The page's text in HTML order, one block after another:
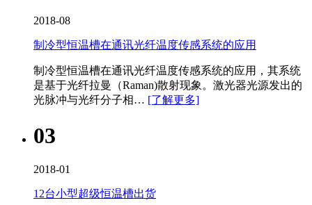
2018-08
制冷型恒温槽在通讯光纤温度传感系统的应用
制冷型恒温槽在通讯光纤温度传感系统的应用，其系统
是基于光纤拉曼（Raman)散射现象。激光器光源发出的
光脉冲与光纤分子相… [了解更多]
03
2018-01
12台小型超级恒温槽出货